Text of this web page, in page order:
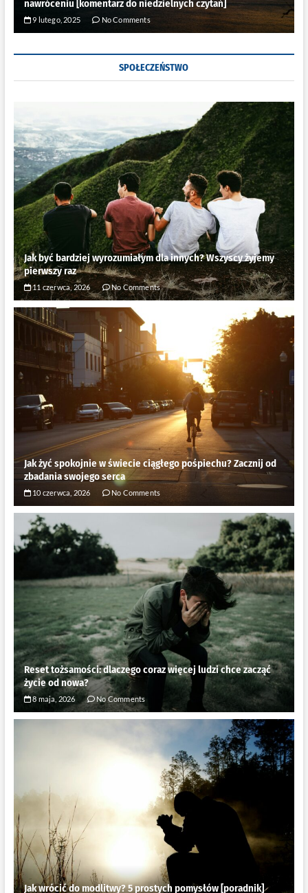
nawróceniu [komentarz do niedzielnych czytań]
9 lutego, 2025 No Comments
SPOŁECZEŃSTWO
Jak być bardziej wyrozumiałym dla innych? Wszyscy żyjemy
pierwszy raz
11 czerwca, 2026 No Comments
Jak żyć spokojnie w świecie ciągłego pośpiechu? Zacznij od
zbadania swojego serca
10 czerwca, 2026 No Comments
Reset tożsamości: dlaczego coraz więcej ludzi chce zacząć
życie od nowa?
8 maja, 2026 No Comments
Jak wrócić do modlitwy? 5 prostych pomysłów [poradnik]